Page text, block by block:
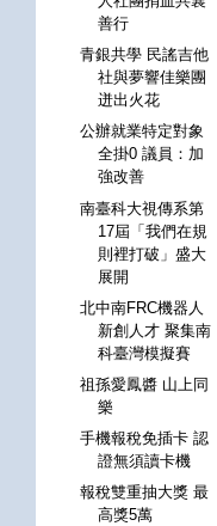
善行
青銀共學 民謠吉他
社與夢響佳樂團
迸出火花
公辦就業特定對象
全掛0 議員：加
強改善
南臺科大視傳系第
17屆「我們在規
則裡打破」盛大
展開
北中南FRC機器人
新創人才 聚集南
科臺灣模擬賽
祖孫愛鳳醬 山上同
樂
手機報稅免插卡 認
證無須讀卡機
報稅雙重抽大獎 最
高獎5萬